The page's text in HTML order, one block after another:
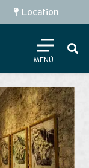
Location
MENÚ